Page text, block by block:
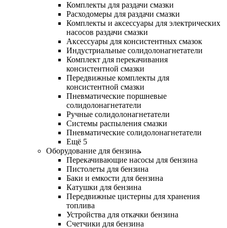
Комплекты для раздачи смазки
Расходомеры для раздачи смазки
Комплекты и аксессуары для электрических
насосов раздачи смазки
Аксессуары для консистентных смазок
Индустриальные солидолонагнетатели
Комплект для перекачивания
консистентной смазки
Передвижные комплекты для
консистентной смазки
Пневматические поршневые
солидолонагнетатели
Ручные солидолонагнетатели
Системы распыления смазки
Пневматические солидолонагнетатели
Ещё 5
Оборудование для бензина
Перекачивающие насосы для бензина
Пистолеты для бензина
Баки и емкости для бензина
Катушки для бензина
Передвижные цистерны для хранения
топлива
Устройства для откачки бензина
Счетчики для бензина